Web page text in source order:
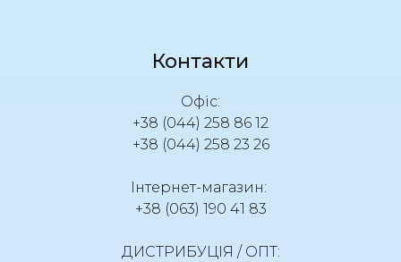
Контакти
Офіс:
+38 (044) 258 86 12
+38 (044) 258 23 26
Інтернет-магазин:
+38 (063) 190 41 83
ДИСТРИБУЦІЯ / ОПТ: